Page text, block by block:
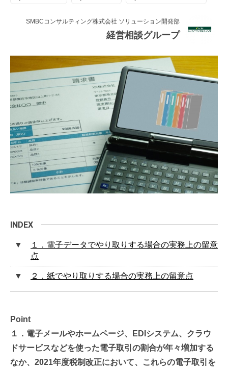
イベント・セミナー
資料ダウンロード
InfoLoungeとは
利用規約
プライバシーポリシー
本サイトのご利用にあたって
お問い合わせ
SMBCコンサルティング株式会社 ソリューション開発部
経営相談グループ
１．電子データでやり取りする場合の実務上の留意
点
２．紙でやり取りする場合の実務上の留意点
Point
１．電子メールやホームページ、EDIシステム、クラウ
ドサービスなどを使った電子取引の割合が年々増加する
なか、2021年度税制改正において、これらの電子取引を